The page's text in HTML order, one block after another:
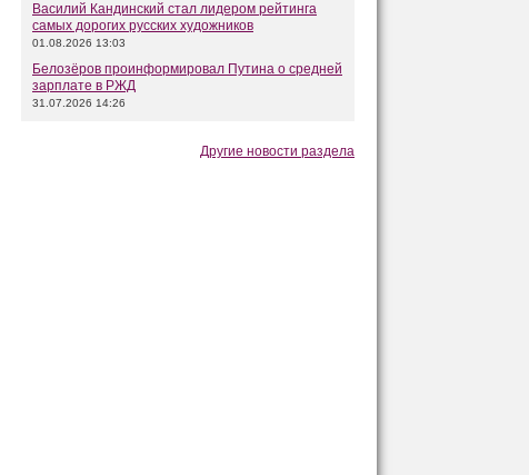
Василий Кандинский стал лидером рейтинга
самых дорогих русских художников
01.08.2026 13:03
Белозёров проинформировал Путина о средней
зарплате в РЖД
31.07.2026 14:26
Другие новости раздела